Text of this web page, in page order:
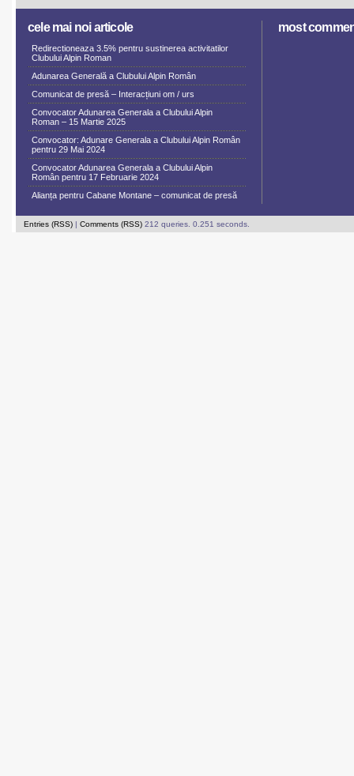
cele mai noi articole
Redirectioneaza 3.5% pentru sustinerea activitatilor
Clubului Alpin Roman
Adunarea Generală a Clubului Alpin Român
Comunicat de presă – Interacțiuni om / urs
Convocator Adunarea Generala a Clubului Alpin
Roman – 15 Martie 2025
Convocator: Adunare Generala a Clubului Alpin Român
pentru 29 Mai 2024
Convocator Adunarea Generala a Clubului Alpin
Român pentru 17 Februarie 2024
Alianța pentru Cabane Montane – comunicat de presă
most
Entries (RSS) | Comments (RSS) 212 queries. 0.251 seconds.